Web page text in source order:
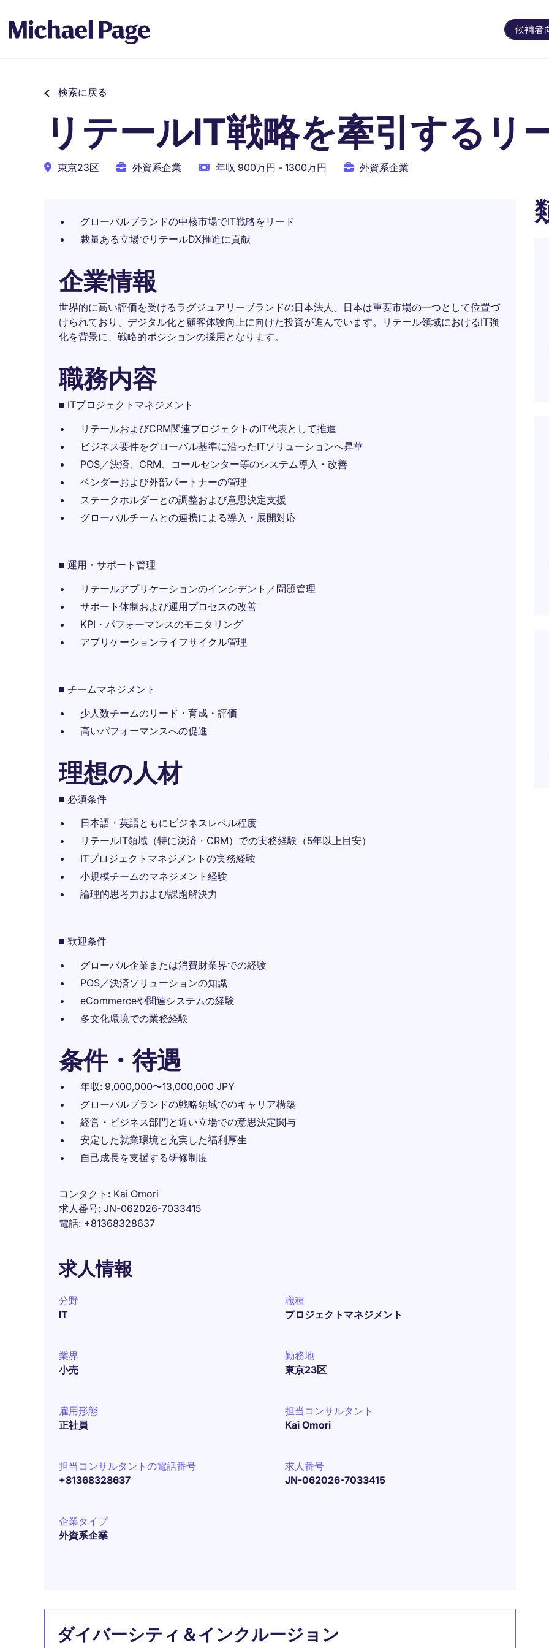
候補者
検索に戻る
リテールIT戦略を牽引するリ
東京23区 外資系企業 年収 900万円 - 1300万円 外資系企業
グローバルブランドの中核市場でIT戦略をリード
裁量ある立場でリテールDX推進に貢献
企業情報
世界的に高い評価を受けるラグジュアリーブランドの日本法人。日本は重要市場の一つとして位置づ
けられており、デジタル化と顧客体験向上に向けた投資が進んでいます。リテール領域におけるIT強
化を背景に、戦略的ポジションの採用となります。
職務内容
■ ITプロジェクトマネジメント
リテールおよびCRM関連プロジェクトのIT代表として推進
ビジネス要件をグローバル基準に沿ったITソリューションへ昇華
POS／決済、CRM、コールセンター等のシステム導入・改善
ベンダーおよび外部パートナーの管理
ステークホルダーとの調整および意思決定支援
グローバルチームとの連携による導入・展開対応
■ 運用・サポート管理
リテールアプリケーションのインシデント／問題管理
サポート体制および運用プロセスの改善
KPI・パフォーマンスのモニタリング
アプリケーションライフサイクル管理
■ チームマネジメント
少人数チームのリード・育成・評価
高いパフォーマンスへの促進
理想の人材
■ 必須条件
日本語・英語ともにビジネスレベル程度
リテールIT領域（特に決済・CRM）での実務経験（5年以上目安）
ITプロジェクトマネジメントの実務経験
小規模チームのマネジメント経験
論理的思考力および課題解決力
■ 歓迎条件
グローバル企業または消費財業界での経験
POS／決済ソリューションの知識
eCommerceや関連システムの経験
多文化環境での業務経験
条件・待遇
年収: 9,000,000〜13,000,000 JPY
グローバルブランドの戦略領域でのキャリア構築
経営・ビジネス部門と近い立場での意思決定関与
安定した就業環境と充実した福利厚生
自己成長を支援する研修制度
コンタクト
Kai Omori
求人番号 JN-062026-7033415
電話 +81368328637
求人情報
分野
IT
職種
プロジェクトマネジメント
業界
小売
勤務地
東京23区
雇用形態
正社員
担当コンサルタント
Kai Omori
担当コンサルタントの電話番号
+81368328637
求人番号
JN-062026-7033415
企業タイプ
外資系企業
ダイバーシティ＆インクルージョン